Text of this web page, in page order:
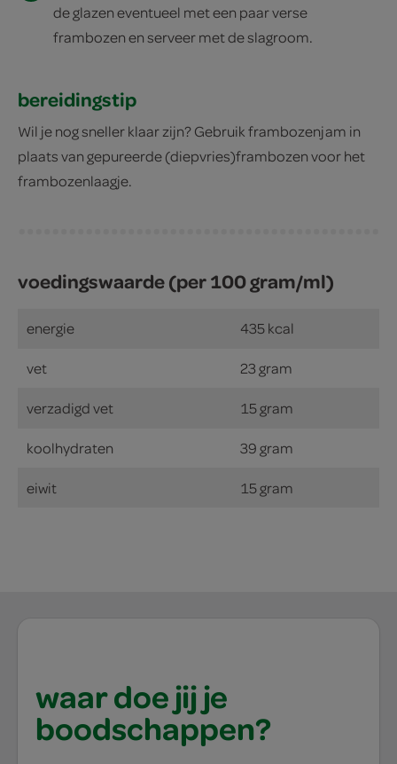
de glazen eventueel met een paar verse
frambozen en serveer met de slagroom.
bereidingstip
Wil je nog sneller klaar zijn? Gebruik frambozenjam in
plaats van gepureerde (diepvries)frambozen voor het
frambozenlaagje.
voedingswaarde (per 100 gram/ml)
energie 435 kcal
vet 23 gram
verzadigd vet 15 gram
koolhydraten 39 gram
eiwit 15 gram
waar doe jij je
boodschappen?